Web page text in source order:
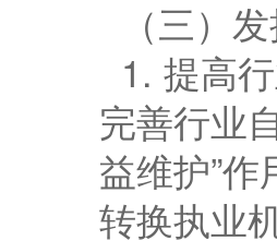
（三）
1. 提高
完善行业
益维护”
转换执业